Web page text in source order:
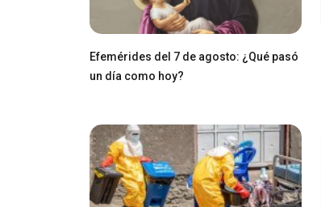
Efemérides del 7 de agosto: ¿Qué pasó
un día como hoy?